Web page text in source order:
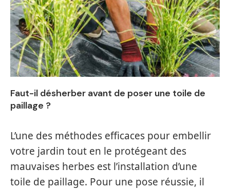
Faut-il désherber avant de poser une toile de
paillage ?
L’une des méthodes efficaces pour embellir
votre jardin tout en le protégeant des
mauvaises herbes est l’installation d’une
toile de paillage. Pour une pose réussie, il